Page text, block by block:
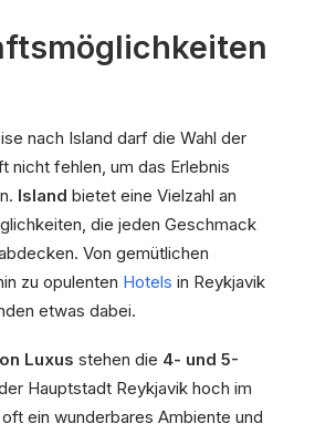
nach Island darf die Wahl der
nicht fehlen, um das Erlebnis
Island bietet eine Vielzahl an
die jeden Geschmack
Von gemütlichen
zu opulenten Hotels in Reykjavik
etwas dabei.
Luxus stehen die 4- und 5-
Hauptstadt Reykjavik hoch im
ein wunderbares Ambiente und